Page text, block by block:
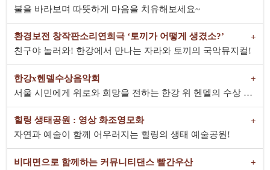
불을 바라보며 따뜻하게 마음을 치유해보세요~
환경보전 창작판소리연희극 ‘토끼가 어떻게 생겼소?’
친구야 놀러와! 한강에서 만나는 자라와 토끼의 국악뮤지컬!
한강x헨델수상음악회
서울 시민에게 위로와 희망을 전하는 한강 위 헨델의 수상 음악
힐링 생태공원 : 영상 화조영모화
자연과 예술이 함께 어우러지는 힐링의 생태 예술공원!
비대면으로 함께하는 커뮤니티댄스 빨간우산